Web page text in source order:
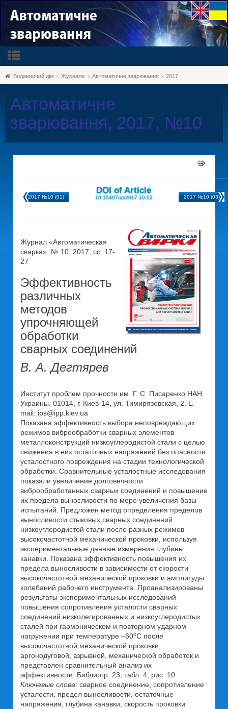
Видавничий дім Журнали Автоматичне зварювання 2017
Автоматичне
зварювання, 2017, №10
2017 №10 (01)
DOI of Article
10.15407/as2017.10.02 2017 №10 (03)
Журнал «Автоматическая
сварка», № 10, 2017, сс. 17-
27
Эффективность
различных
методов
упрочняющей
обработки
сварных соединений
В. А. Дегтярев
Институт проблем прочности им. Г. С. Писаренко НАН
Украины. 01014, г. Киев-14, ул. Тимирязевская, 2. E-
mail: ips@ipp.kiev.ua
Показана эффективность выбора неповреждающих
режимов виброобработки сварных элементов
металлоконструкций низкоуглеродистой стали с целью
снижения в них остаточных напряжений без опасности
усталостного повреждения на стадии технологической
обработки. Сравнительные усталостные исследования
показали увеличение долговечности
виброобработанных сварных соединений и повышение
их предела выносливости по мере увеличения базы
испытаний. Предложен метод определения пределов
выносливости стыковых сварных соединений
низкоуглеродистой стали после разных режимов
высокочастотной механической проковки, используя
экспериментальные данные измерения глубины
канавки. Показана эффективность повышения их
предела выносливости в зависимости от скорости
высокочастотной механической проковки и амплитуды
колебаний рабочего инструмента. Проанализированы
результаты экспериментальных исследований
повышения сопротивления усталости сварных
соединений низколегированных и низкоуглеродистых
сталей при гармоническом и повторном ударном
нагружении при температуре –60оС после
высокочастотной механической проковки,
аргонодуговой, взрывной, механической обработок и
представлен сравнительный анализ их
эффективности. Библиогр. 23, табл. 4, рис. 10.
Ключевые слова: сварное соединение, сопротивление
усталости, предел выносливости, остаточные
напряжения, глубина канавки, скорость проковки